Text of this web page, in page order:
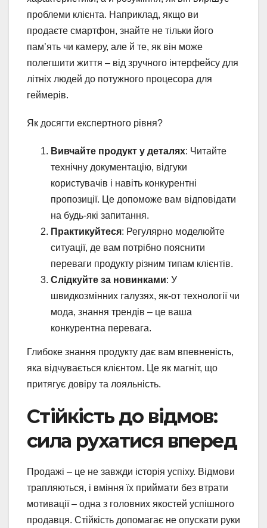
проблеми клієнта. Наприклад, якщо ви
продаєте смартфон, знайте не тільки його
пам’ять чи камеру, але й те, як він може
полегшити життя – від зручного інтерфейсу для
літніх людей до потужного процесора для
геймерів.
Як досягти експертного рівня?
Вивчайте продукт у деталях: Читайте
технічну документацію, відгуки
користувачів і навіть конкурентні
пропозиції. Це допоможе вам відповідати
на будь-які запитання.
Практикуйтеся: Регулярно моделюйте
ситуації, де вам потрібно пояснити
переваги продукту різним типам клієнтів.
Слідкуйте за новинками: У
швидкозмінних галузях, як-от технології чи
мода, знання трендів – це ваша
конкурентна перевага.
Глибоке знання продукту дає вам впевненість,
яка відчувається клієнтом. Це як магніт, що
притягує довіру та лояльність.
Стійкість до відмов:
сила рухатися вперед
Продажі – це не завжди історія успіху. Відмови
трапляються, і вміння їх приймати без втрати
мотивації – одна з головних якостей успішного
продавця. Стійкість допомагає не опускати руки